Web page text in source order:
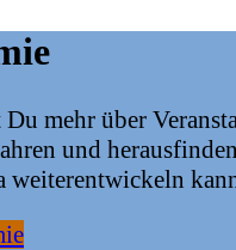
mehr über
und
weiterentwickeln